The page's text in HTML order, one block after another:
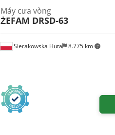
Sierakowska Huta 8.775 km
Máy cưa vòng
ŻEFAM DRSD-63